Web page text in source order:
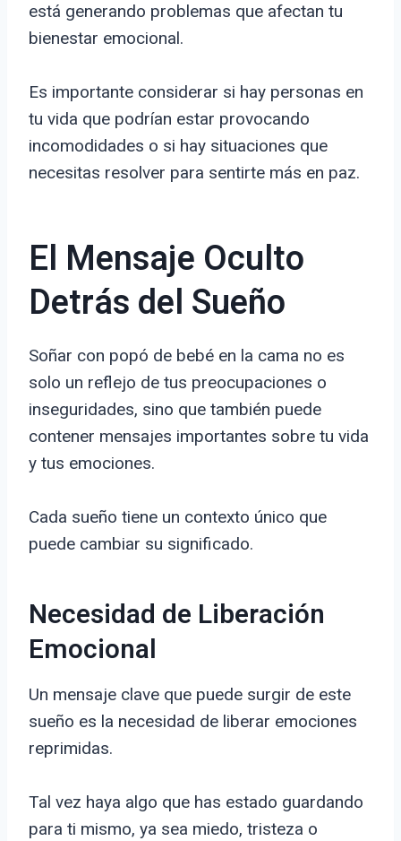
está generando problemas que afectan tu
bienestar emocional.
Es importante considerar si hay personas en
tu vida que podrían estar provocando
incomodidades o si hay situaciones que
necesitas resolver para sentirte más en paz.
El Mensaje Oculto
Detrás del Sueño
Soñar con popó de bebé en la cama no es
solo un reflejo de tus preocupaciones o
inseguridades, sino que también puede
contener mensajes importantes sobre tu vida
y tus emociones.
Cada sueño tiene un contexto único que
puede cambiar su significado.
Necesidad de Liberación
Emocional
Un mensaje clave que puede surgir de este
sueño es la necesidad de liberar emociones
reprimidas.
Tal vez haya algo que has estado guardando
para ti mismo, ya sea miedo, tristeza o